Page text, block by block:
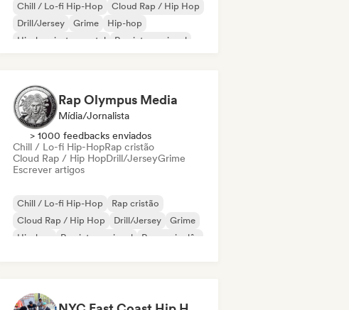
Chill / Lo-fi Hip-Hop
Cloud Rap / Hip Hop
Drill/Jersey
Grime
Hip-hop
Hip-hop instrumental
Rap internacional
Rap Olympus Media
Mídia/Jornalista
> 1000 feedbacks enviados
Chill / Lo-fi Hip-HopRap cristão
Cloud Rap / Hip HopDrill/JerseyGrime
Escrever artigos
Chill / Lo-fi Hip-Hop
Rap cristão
Cloud Rap / Hip Hop
Drill/Jersey
Grime
Hip-hop
Rap internacional Rap em inglês